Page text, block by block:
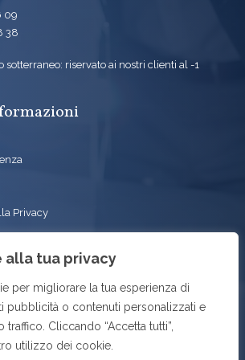
alla tua privacy
per migliorare la tua esperienza di
pubblicità o contenuti personalizzati e
Cliccando “Accetta tutti”,
utilizzo dei cookie.
09
38
sotterraneo: riservato ai nostri clienti al -1
Privacy